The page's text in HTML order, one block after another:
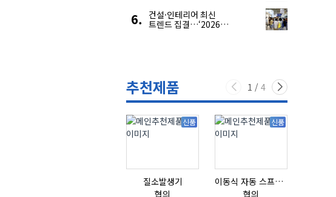
건설·인테리어 최신
트렌드 집결…‘2026
추천제품 1 / 4
신품
질소발생기
협의
신품
이동식 자동 스프레이 세척기
협의